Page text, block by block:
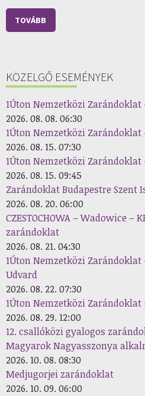
TOVÁBB
KÖZELGŐ ESEMÉNYEK
1Úton Nemzetközi
2026. 08. 08. 06:30
1Úton Nemzetközi Zarándoklat
2026. 08. 15. 07:30
1Úton Nemzetközi Zarándoklat
2026. 08. 15. 09:45
Zarándoklat Budapestre Szent
2026. 08. 20. 06:00
CZESTOCHOWA – Wadowice –
zarándoklat
2026. 08. 21. 04:30
1Úton Nemzetközi
Udvard
2026. 08. 22. 07:30
1Úton Nemzetközi
2026. 08. 29. 12:00
12. csallóközi gyalogos
Magyarok Nagyasszonya
2026. 10. 08. 08:30
Medjugorjei zarándoklat
2026. 10. 09. 06:00